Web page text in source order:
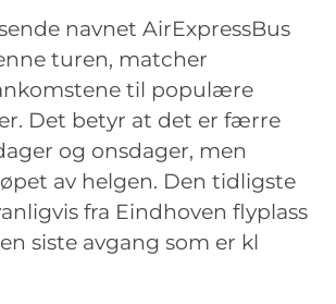
navnet AirExpressBus
turen, matcher
til populære
Det betyr at det er færre
og onsdager, men
av helgen. Den tidligste
fra Eindhoven flyplass
siste avgang som er kl